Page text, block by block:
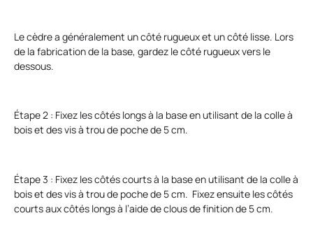
Le cèdre a généralement un côté rugueux et un côté lisse. Lors
de la fabrication de la base, gardez le côté rugueux vers le
dessous.
Étape 2 : Fixez les côtés longs à la base en utilisant de la colle à
bois et des vis à trou de poche de 5 cm.
Étape 3 : Fixez les côtés courts à la base en utilisant de la colle à
bois et des vis à trou de poche de 5 cm. Fixez ensuite les côtés
courts aux côtés longs à l’aide de clous de finition de 5 cm.